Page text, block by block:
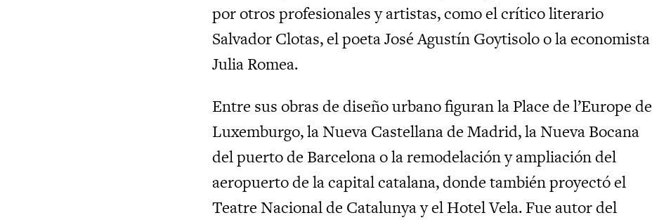
por otros profesionales y artistas, como el crítico literario
Salvador Clotas, el poeta José Agustín Goytisolo o la economista
Julia Romea.
Entre sus obras de diseño urbano figuran la Place de l’Europe de
Luxemburgo, la Nueva Castellana de Madrid, la Nueva Bocana
del puerto de Barcelona o la remodelación y ampliación del
aeropuerto de la capital catalana, donde también proyectó el
Teatre Nacional de Catalunya y el Hotel Vela. Fue autor del